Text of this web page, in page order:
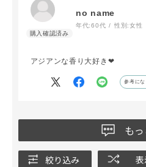
no name
年代:60代 性別:女性
アジアンな香り大好き❤
参考にな
も
絞り込み